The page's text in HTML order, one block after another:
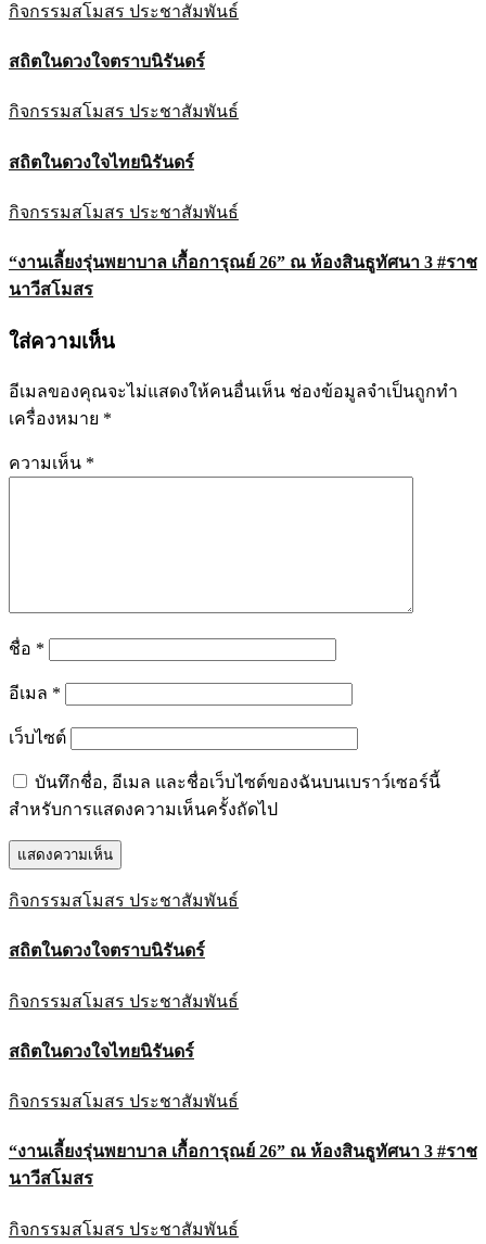
กิจกรรมสโมสร ประชาสัมพันธ์
สถิตในดวงใจตราบนิรันดร์
กิจกรรมสโมสร ประชาสัมพันธ์
สถิตในดวงใจไทยนิรันดร์
กิจกรรมสโมสร ประชาสัมพันธ์
“งานเลี้ยงรุ่นพยาบาล เกื้อการุณย์ 26” ณ ห้องสินธูทัศนา 3 #ราช
นาวีสโมสร
ใส่ความเห็น
อีเมลของคุณจะไม่แสดงให้คนอื่นเห็น ช่องข้อมูลจำเป็นถูกทำ
เครื่องหมาย *
ความเห็น *
ชื่อ *
อีเมล *
เว็บไซต์
บันทึกชื่อ, อีเมล และชื่อเว็บไซต์ของฉันบนเบราว์เซอร์นี้
สำหรับการแสดงความเห็นครั้งถัดไป
กิจกรรมสโมสร ประชาสัมพันธ์
สถิตในดวงใจตราบนิรันดร์
กิจกรรมสโมสร ประชาสัมพันธ์
สถิตในดวงใจไทยนิรันดร์
กิจกรรมสโมสร ประชาสัมพันธ์
“งานเลี้ยงรุ่นพยาบาล เกื้อการุณย์ 26” ณ ห้องสินธูทัศนา 3 #ราช
นาวีสโมสร
กิจกรรมสโมสร ประชาสัมพันธ์